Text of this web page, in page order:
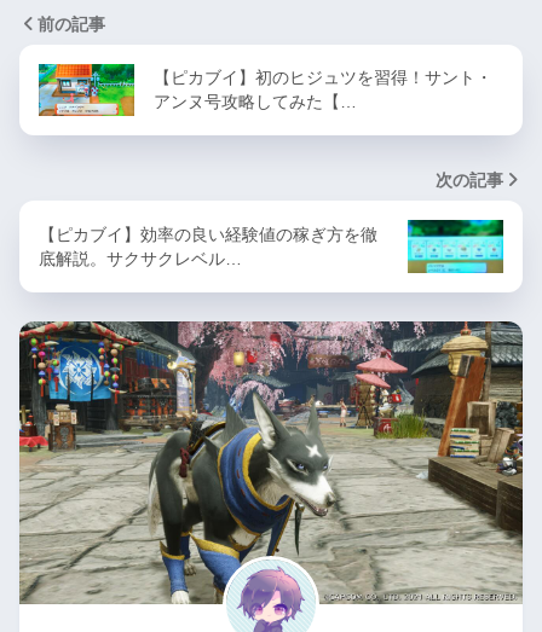
前の記事
【ピカブイ】初のヒジュツを習得！サント・
アンヌ号攻略してみた【…
次の記事
【ピカブイ】効率の良い経験値の稼ぎ方を徹
底解説。サクサクレベル…